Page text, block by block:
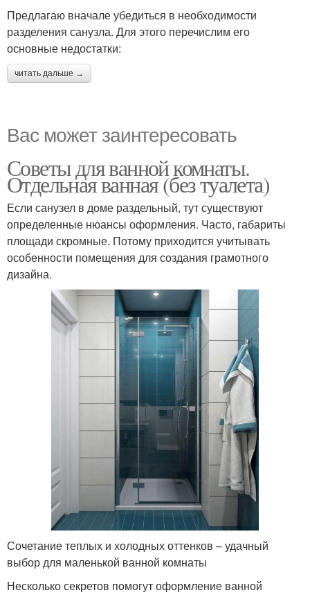
Предлагаю вначале убедиться в необходимости
разделения санузла. Для этого перечислим его
основные недостатки:
читать дальше →
Вас может заинтересовать
Советы для ванной комнаты.
Отдельная ванная (без туалета)
Если санузел в доме раздельный, тут существуют
определенные нюансы оформления. Часто, габариты
площади скромные. Потому приходится учитывать
особенности помещения для создания грамотного
дизайна.
Сочетание теплых и холодных оттенков – удачный
выбор для маленькой ванной комнаты
Несколько секретов помогут оформление ванной